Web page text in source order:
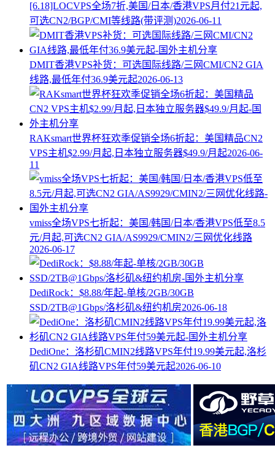
[6.18]LOCVPS全场7折,美国/日本/香港VPS月付21元起,
可选CN2/BGP/CMI等线路(带评测)2026-06-11
DMIT香港VPS补货：可选国际线路/三网CMI/CN2 GIA
线路,最低年付36.9美元起2026-06-13
RAKsmart世界杯狂欢季促销全场6折起：美国精品CN2
VPS主机$2.99/月起,日本独立服务器$49.9/月起2026-06-
11
vmiss全场VPS七折起：美国/韩国/日本/香港VPS低至8.5
元/月起,可选CN2 GIA/AS9929/CMIN2/三网优化线路
2026-06-17
DediRock：$8.88/年起-单核/2GB/30GB
SSD/2TB@1Gbps/洛杉矶&纽约机房2026-06-18
DediOne：洛杉矶CMIN2线路VPS年付19.99美元起,洛杉
矶CN2 GIA线路VPS年付59美元起2026-06-10